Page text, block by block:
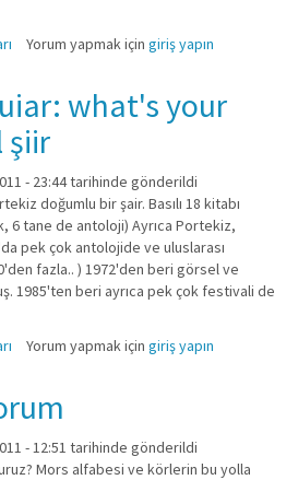
Yorum yapmak için giriş yapın
what's your
şiir
- 23:44 tarihinde gönderildi
doğumlu bir şair. Basılı 18 kitabı
6 tane de antoloji) Ayrıca Portekiz,
pek çok antolojide ve uluslarası
fazla.. ) 1972'den beri görsel ve
1985'ten beri ayrıca pek çok festivali de
war? + görsel şiir hakkında
Yorum yapmak için giriş yapın
- 12:51 tarihinde gönderildi
Mors alfabesi ve körlerin bu yolla